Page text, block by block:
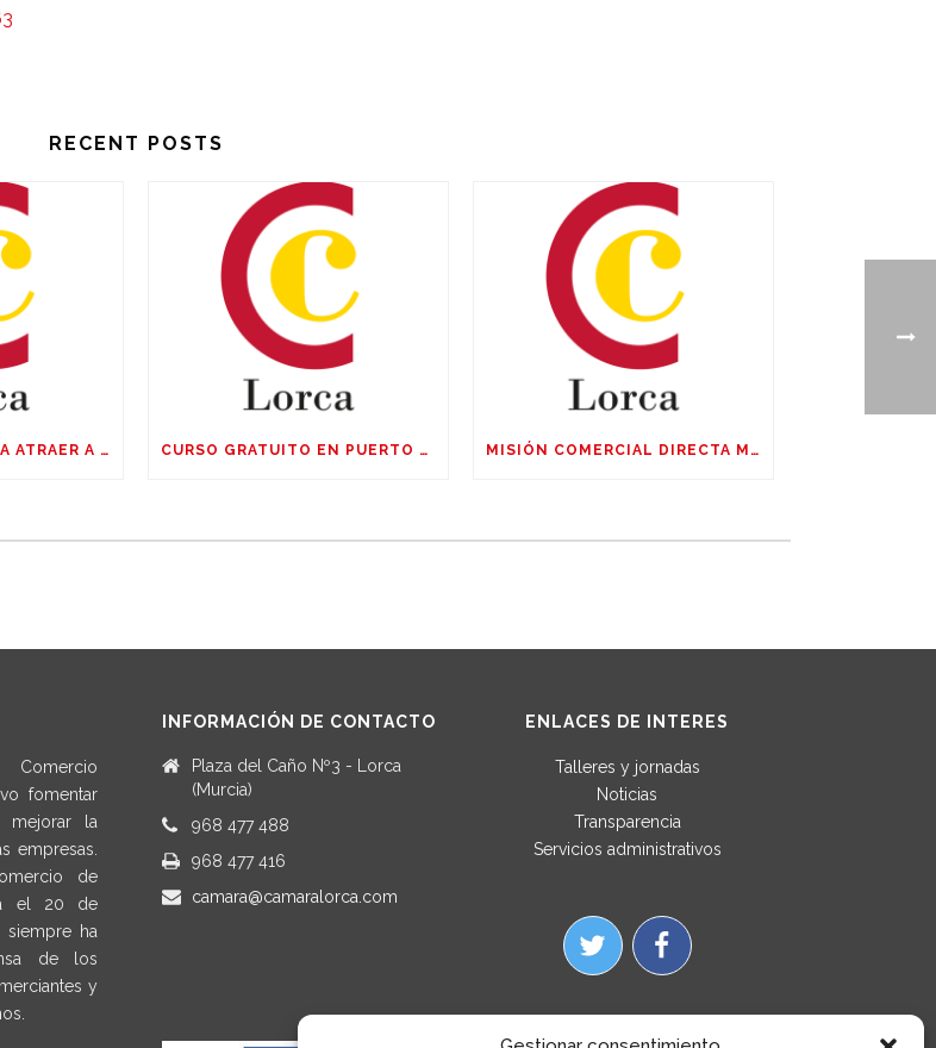
RECENT POSTS
CONO SUR VUELVE A ATRAER A LAS EMPRESAS EUROPEAS CURSO GRATUITO EN PUERTO LUMBRERAS: FOTOGRAFIA CORPORATIVA Y DE PRODUCTO, EDICIÓN CON IA MISIÓN COMERCIAL DIRECTA MULTISECTORIAL CHILE, ARGENTINA Y URUGUAY DEL 04 AL 09 DE OCTUBRE DE 2026
Comercio
fomentar
mejorar la
empresas.
de
el 20 de
siempre ha
de los
y
INFORMACIÓN DE CONTACTO
Plaza del Caño Nº3 - Lorca
(Murcia)
968 477 488
968 477 416
camara@camaralorca.com
ENLACES DE INTERES
Talleres y jornadas
Noticias
Transparencia
Servicios administrativos